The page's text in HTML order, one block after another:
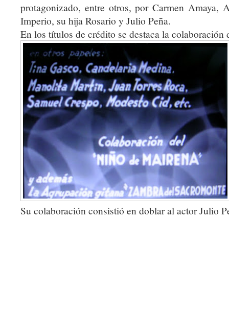
protagonizado, entre otros, por Carmen Amaya,
Imperio, su hija Rosario y Julio Peña.
En los títulos de crédito se destaca la
Su colaboración consistió en doblar al actor Julio